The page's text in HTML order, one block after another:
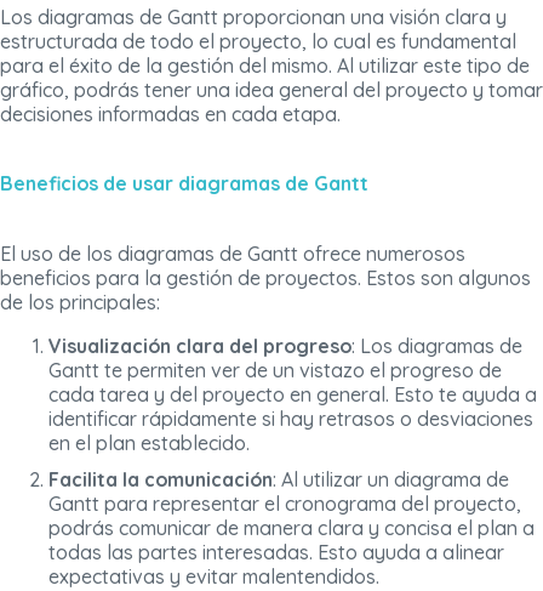
Los diagramas de Gantt proporcionan una visión clara y
estructurada de todo el proyecto, lo cual es fundamental
para el éxito de la gestión del mismo. Al utilizar este tipo de
gráfico, podrás tener una idea general del proyecto y tomar
decisiones informadas en cada etapa.
Beneficios de usar diagramas de Gantt
El uso de los diagramas de Gantt ofrece numerosos
beneficios para la gestión de proyectos. Estos son algunos
de los principales:
Visualización clara del progreso: Los diagramas de
Gantt te permiten ver de un vistazo el progreso de
cada tarea y del proyecto en general. Esto te ayuda a
identificar rápidamente si hay retrasos o desviaciones
en el plan establecido.
Facilita la comunicación: Al utilizar un diagrama de
Gantt para representar el cronograma del proyecto,
podrás comunicar de manera clara y concisa el plan a
todas las partes interesadas. Esto ayuda a alinear
expectativas y evitar malentendidos.